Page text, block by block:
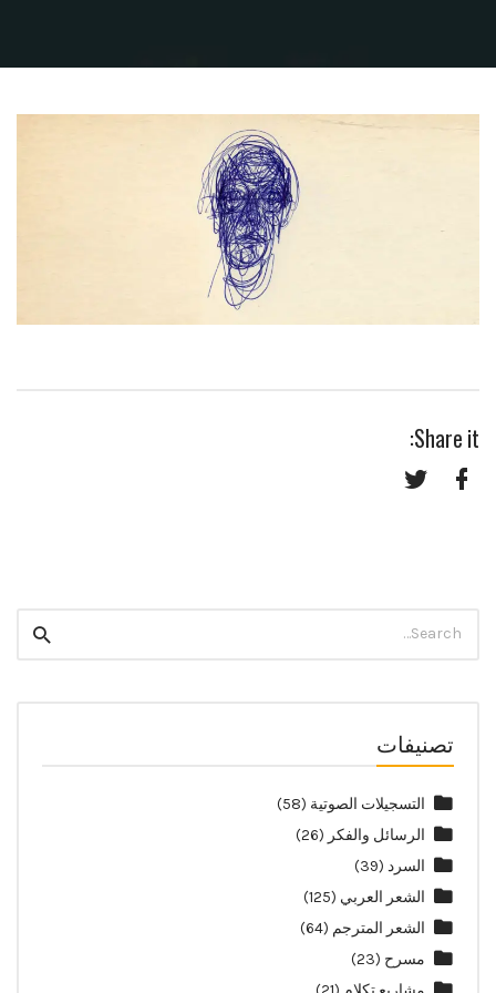
Share it:
for:
تصنيفات
التسجيلات الصوتية (58)
الرسائل والفكر (26)
السرد (39)
الشعر العربي (125)
الشعر المترجم (64)
مسرح (23)